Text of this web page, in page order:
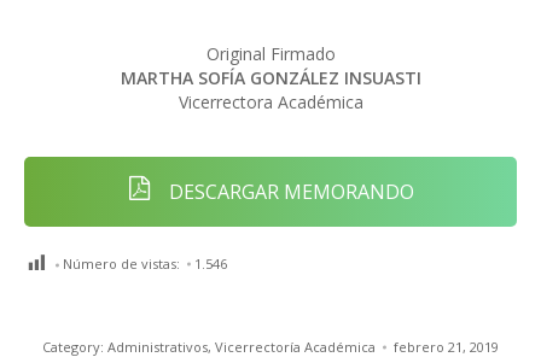
Original Firmado
MARTHA SOFÍA GONZÁLEZ INSUASTI
Vicerrectora Académica
DESCARGAR MEMORANDO
Número de vistas: 1.546
Category: Administrativos, Vicerrectoría Académica febrero 21, 2019